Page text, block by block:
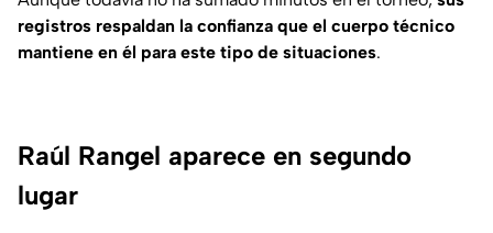
registros respaldan la confianza que el cuerpo técnico
mantiene en él para este tipo de situaciones.
Raúl Rangel aparece en segundo
lugar